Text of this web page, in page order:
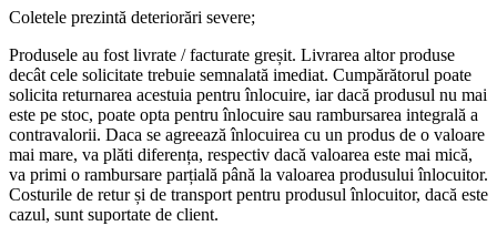
Coletele prezintă deteriorări severe;
Produsele au fost livrate / facturate greșit. Livrarea altor produse
decât cele solicitate trebuie semnalată imediat. Cumpărătorul poate
solicita returnarea acestuia pentru înlocuire, iar dacă produsul nu mai
este pe stoc, poate opta pentru înlocuire sau rambursarea integrală a
contravalorii. Daca se agreează înlocuirea cu un produs de o valoare
mai mare, va plăti diferența, respectiv dacă valoarea este mai mică,
va primi o rambursare parțială până la valoarea produsului înlocuitor.
Costurile de retur și de transport pentru produsul înlocuitor, dacă este
cazul, sunt suportate de client.